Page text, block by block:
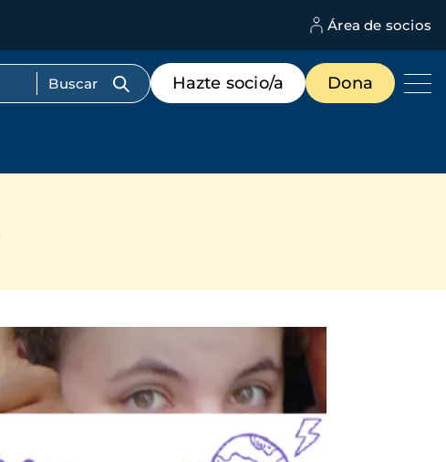
Área de socios
Menú
de
destacados
Hazte socio/a Dona